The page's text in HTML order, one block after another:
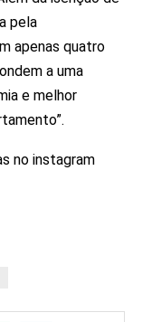
pela
apenas quatro
a uma
e melhor
no instagram